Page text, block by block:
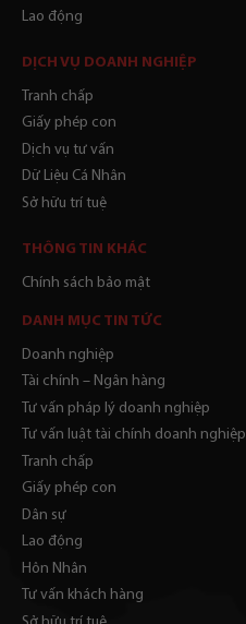
Lao động
DỊCH VỤ DOANH NGHIỆP
Tranh chấp
Giấy phép con
Dịch vụ tư vấn
Dữ Liệu Cá Nhân
Sở hữu trí tuệ
THÔNG TIN KHÁC
Chính sách bảo mật
DANH MỤC TIN TỨC
Doanh nghiệp
Tài chính – Ngân hàng
Tư vấn pháp lý doanh nghiệp
Tư vấn luật tài chính doanh nghiệp
Tranh chấp
Giấy phép con
Dân sự
Lao động
Hôn Nhân
Tư vấn khách hàng